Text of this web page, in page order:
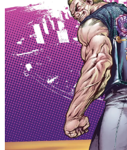
Cataclysm #0.1
Damian: Son of Batman
#1